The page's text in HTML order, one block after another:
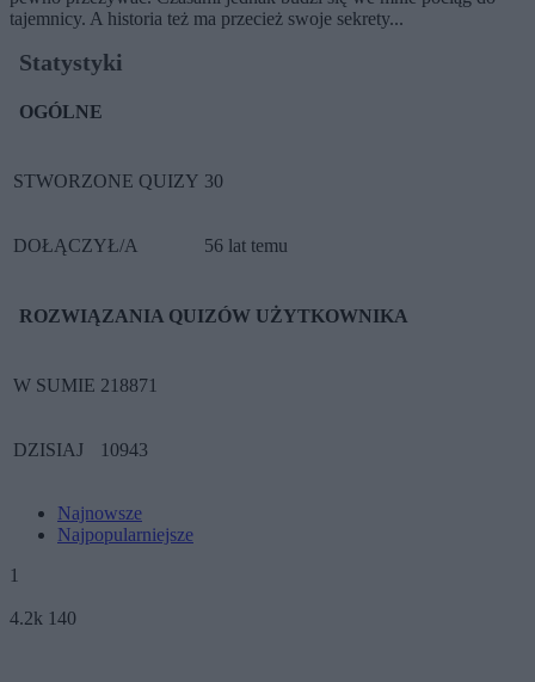
tajemnicy. A historia też ma przecież swoje sekrety...
Statystyki
OGÓLNE
STWORZONE QUIZY 30
DOŁĄCZYŁ/A 56 lat temu
ROZWIĄZANIA QUIZÓW UŻYTKOWNIKA
W SUMIE 218871
DZISIAJ 10943
Najnowsze
Najpopularniejsze
1
4.2k 140